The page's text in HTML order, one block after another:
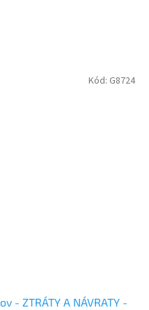
- ZTRÁTY A NÁVRATY -
Kód: G8724